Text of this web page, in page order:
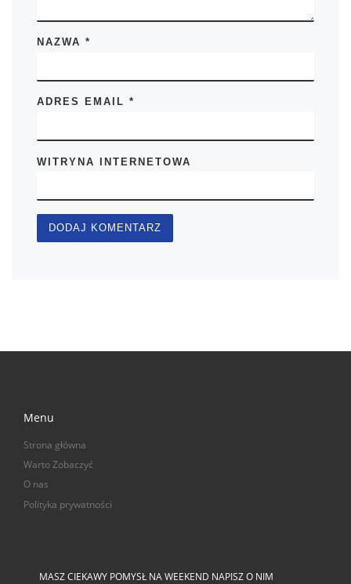
NAZWA*
ADRES EMAIL*
WITRYNA INTERNETOWA
Menu
Strona główna
Warto Zobaczyć
O nas
Polityka prywatności
MASZ CIEKAWY POMYSŁ NA WEEKEND NAPISZ O NIM